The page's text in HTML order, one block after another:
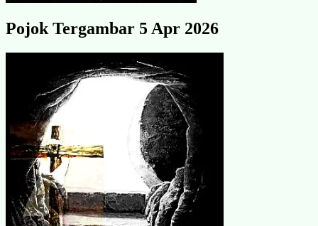
Pojok Tergambar 5 Apr 2026